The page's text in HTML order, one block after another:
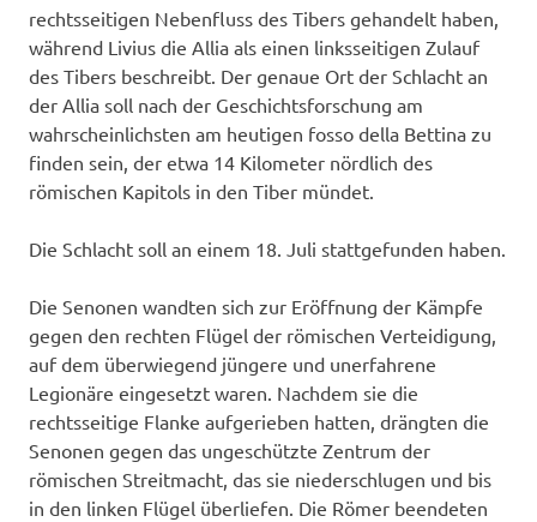
rechtsseitigen Nebenfluss des Tibers gehandelt haben,
während Livius die Allia als einen linksseitigen Zulauf
des Tibers beschreibt. Der genaue Ort der Schlacht an
der Allia soll nach der Geschichtsforschung am
wahrscheinlichsten am heutigen fosso della Bettina zu
finden sein, der etwa 14 Kilometer nördlich des
römischen Kapitols in den Tiber mündet.
Die Schlacht soll an einem 18. Juli stattgefunden haben.
Die Senonen wandten sich zur Eröffnung der Kämpfe
gegen den rechten Flügel der römischen Verteidigung,
auf dem überwiegend jüngere und unerfahrene
Legionäre eingesetzt waren. Nachdem sie die
rechtsseitige Flanke aufgerieben hatten, drängten die
Senonen gegen das ungeschützte Zentrum der
römischen Streitmacht, das sie niederschlugen und bis
in den linken Flügel überliefen. Die Römer beendeten